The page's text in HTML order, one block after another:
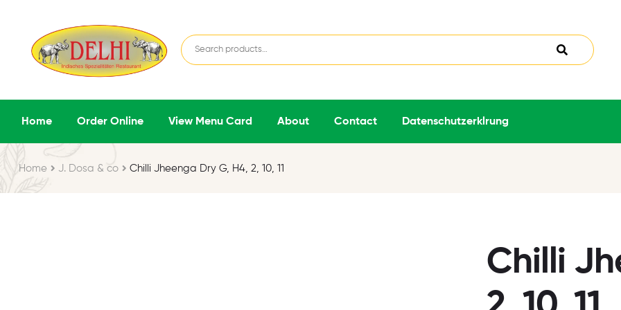
Home Order Online View Menu Card About Contact Datenschutzerklrung
Home J. Dosa & co Chilli Jheenga Dry G, H4, 2, 10, 11
Chilli